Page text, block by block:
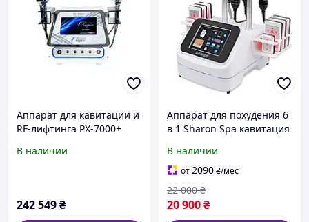
Аппарат для кавитации и
RF-лифтинга PX-7000+
В наличии
242 549₴
Аппарат для похудения 6
в 1 Sharon Spa кавитация
липо-лазер для
коррекции фигуры
В наличии
от2090₴/мес
20 900₴
22 000 ₴